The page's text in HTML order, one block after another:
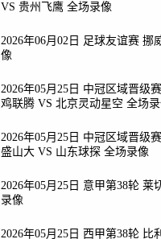
VS 贵州飞鹰 全场录像
2026年06月02日 足球友谊赛 挪
像
2026年05月25日 中冠区域晋级
鸡联腾 VS 北京灵动星空 全场
2026年05月25日 中冠区域晋级
盛山大 VS 山东球探 全场录像
2026年05月25日 意甲第38轮 莱
录像
2026年05月25日 西甲第38轮 比